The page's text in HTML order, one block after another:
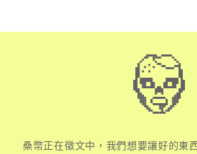
桑幣正在徵文中，我們想要讓好的東